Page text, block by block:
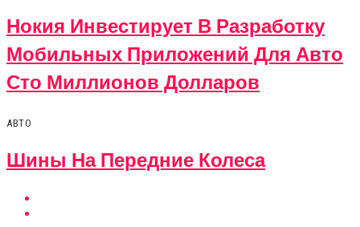
Нокия Инвестирует В Разработку
Мобильных Приложений Для Авто
Сто Миллионов Долларов
АВТО
Шины На Передние Колеса